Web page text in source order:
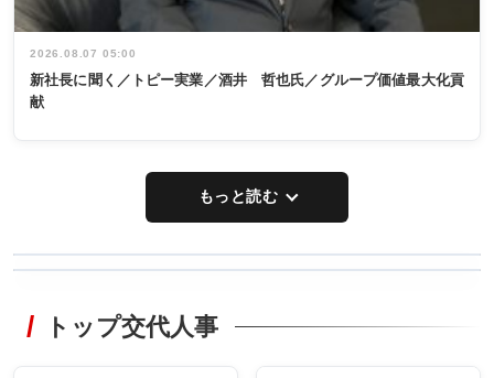
2026.08.07 05:00
新社長に聞く／トピー実業／酒井 哲也氏／グループ価値最大化貢
献
もっと読む
非鉄業界で
タックトレー
トップ交代人事